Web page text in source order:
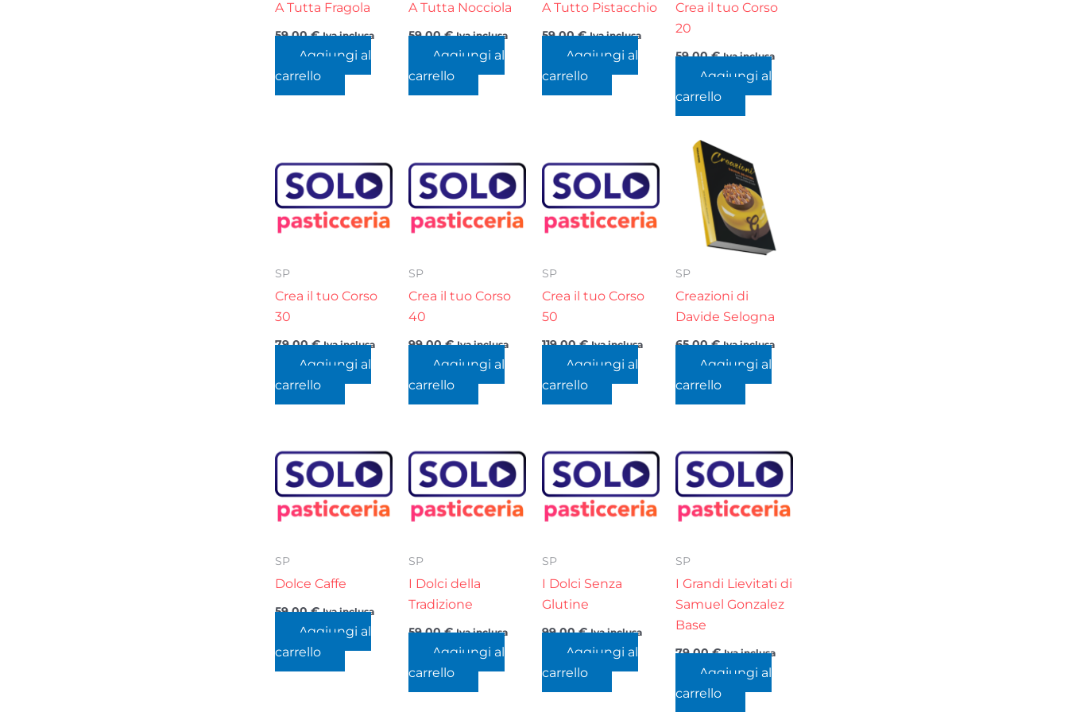
A Tutta Fragola
59,00€ Iva inclusa
Aggiungi al
carrello
A Tutta Nocciola
59,00€ Iva inclusa
Aggiungi al
carrello
A Tutto Pistacchio
59,00€ Iva inclusa
Aggiungi al
carrello
Crea il tuo Corso
20
59,00€ Iva inclusa
Aggiungi al
carrello
SP
Crea il tuo Corso
30
79,00€ Iva inclusa
Aggiungi al
carrello
SP
Crea il tuo Corso
40
99,00€ Iva inclusa
Aggiungi al
carrello
SP
Crea il tuo Corso
50
119,00€ Iva inclusa
Aggiungi al
carrello
SP
Creazioni di
Davide Selogna
65,00€ Iva inclusa
Aggiungi al
carrello
SP
Dolce Caffe
59,00€ Iva inclusa
Aggiungi al
carrello
SP
I Dolci della
Tradizione
59,00€ Iva inclusa
Aggiungi al
carrello
SP
I Dolci Senza
Glutine
99,00€ Iva inclusa
Aggiungi al
carrello
SP
I Grandi Lievitati di
Samuel Gonzalez
Base
79,00€ Iva inclusa
Aggiungi al
carrello